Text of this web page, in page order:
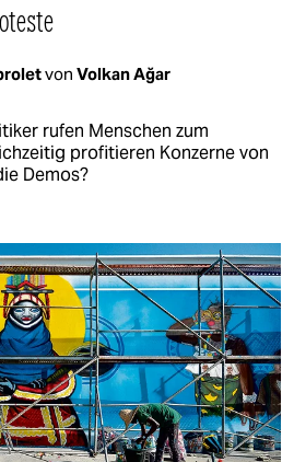
von Volkan Ağar
rufen Menschen zum
profitieren Konzerne von
Demos?